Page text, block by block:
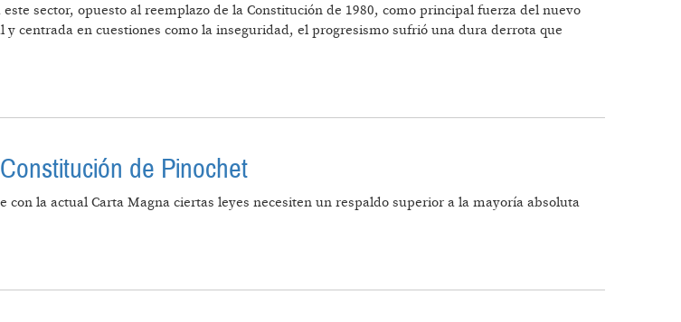
sector, opuesto al reemplazo de la Constitución de 1980, como principal fuerza del nuevo
centrada en cuestiones como la inseguridad, el progresismo sufrió una dura derrota que
de Pinochet
la actual Carta Magna ciertas leyes necesiten un respaldo superior a la mayoría absoluta